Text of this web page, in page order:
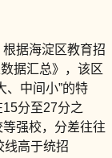
据海淀区教育招
据汇总》，该区
、中间小”的特
分至27分之
强校，分差往往
线高于统招